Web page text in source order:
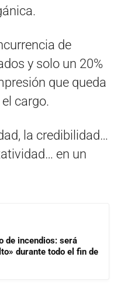
de
y solo un 20%
que queda
cargo.
la credibilidad…
en un
de incendios: será
durante todo el fin de